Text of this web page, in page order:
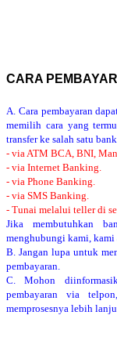
CARA
A. Cara pembayaran
memilih cara yang
transfer ke salah satu
- via ATM BCA, BNI,
- via Internet Banking.
- via Phone Banking.
- via SMS Banking.
- Tunai melalui teller di
Jika membutuhkan
menghubungi kami, kami
B. Jangan lupa untuk
pembayaran.
C. Mohon
pembayaran via
memprosesnya lebih